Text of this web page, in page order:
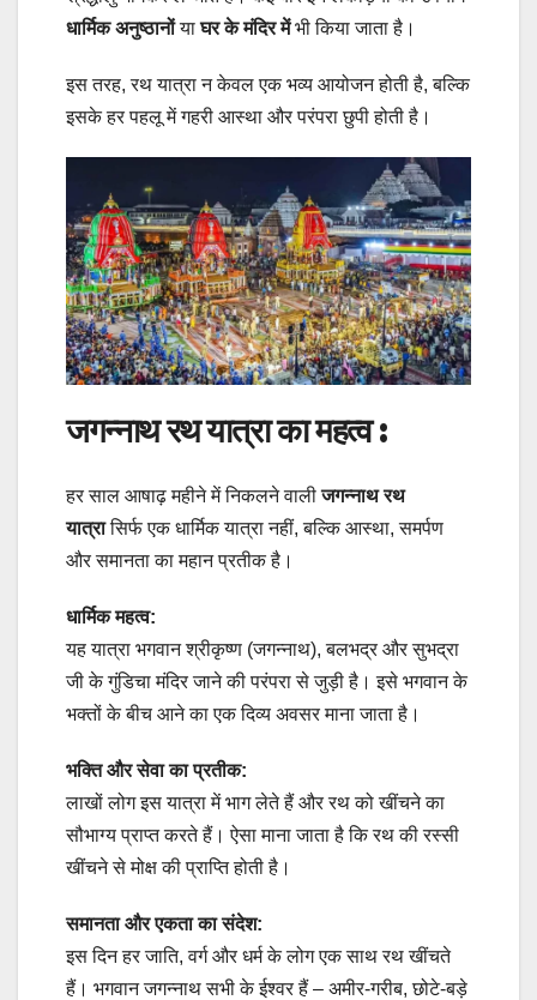
धार्मिक अनुष्ठानोंयाघर के मंदिर मेंभी किया जाता है।
इस तरह, रथ यात्रा न केवल एक भव्य आयोजन होती है, बल्कि
इसके हर पहलू में गहरी आस्था और परंपरा छुपी होती है।
जगन्नाथ रथ यात्रा का महत्व :
हर साल आषाढ़ महीने में निकलने वालीजगन्नाथ रथ
यात्रासिर्फ एक धार्मिक यात्रा नहीं, बल्कि आस्था, समर्पण
और समानता का महान प्रतीक है।
धार्मिक महत्व:
यह यात्रा भगवान श्रीकृष्ण (जगन्नाथ), बलभद्र और सुभद्रा
जी के गुंडिचा मंदिर जाने की परंपरा से जुड़ी है। इसे भगवान के
भक्तों के बीच आने का एक दिव्य अवसर माना जाता है।
भक्ति और सेवा का प्रतीक:
लाखों लोग इस यात्रा में भाग लेते हैं और रथ को खींचने का
सौभाग्य प्राप्त करते हैं। ऐसा माना जाता है कि रथ की रस्सी
खींचने से मोक्ष की प्राप्ति होती है।
समानता और एकता का संदेश:
इस दिन हर जाति, वर्ग और धर्म के लोग एक साथ रथ खींचते
हैं। भगवान जगन्नाथ सभी के ईश्वर हैं – अमीर-गरीब, छोटे-बड़े